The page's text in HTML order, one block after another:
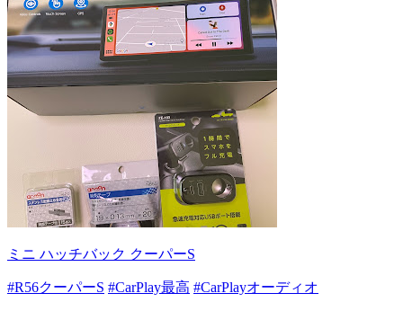
ミニ ハッチバック クーパーS
#R56クーパーS #CarPlay最高 #CarPlayオーディオ